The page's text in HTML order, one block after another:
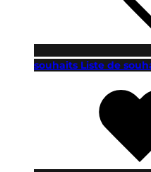
souhaits Liste de